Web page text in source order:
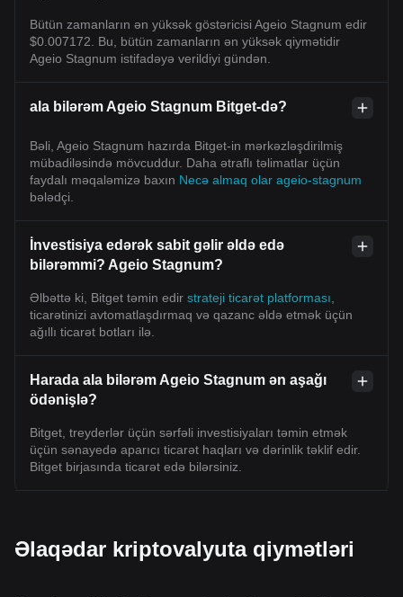
Bütün zamanların ən yüksək göstəricisi Ageio Stagnum edir
$0.007172. Bu, bütün zamanların ən yüksək qiymətidir
Ageio Stagnum istifadəyə verildiyi gündən.
ala bilərəm Ageio Stagnum Bitget-də?
Bəli, Ageio Stagnum hazırda Bitget-in mərkəzləşdirilmiş
mübadiləsində mövcuddur. Daha ətraflı təlimatlar üçün
faydalı məqaləmizə baxın Necə almaq olar ageio-stagnum
bələdçi.
İnvestisiya edərək sabit gəlir əldə edə
bilərəmmi? Ageio Stagnum?
Əlbəttə ki, Bitget təmin edir strateji ticarət platforması
ticarətinizi avtomatlaşdırmaq və qazanc əldə etmək üçün
ağıllı ticarət botları ilə.
Harada ala bilərəm Ageio Stagnum ən aşağı
ödənişlə?
Bitget, treyderlər üçün sərfəli investisiyaları təmin etmək
üçün sənayedə aparıcı ticarət haqları və dərinlik təklif edir.
Bitget birjasında ticarət edə bilərsiniz.
Əlaqədar kriptovalyuta qiymətləri